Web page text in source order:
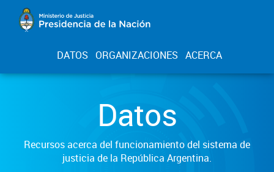
DATOS ORGANIZACIONES ACERCA
Datos
Recursos acerca del funcionamiento del sistema de
justicia de la República Argentina.